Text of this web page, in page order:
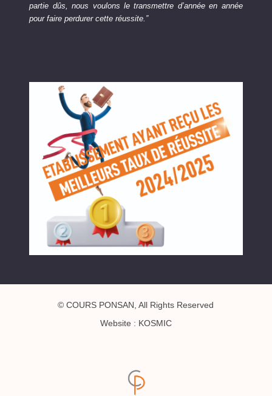
partie dûs, nous voulons le transmettre d’année en année
pour faire perdurer cette réussite .”
© COURS PONSAN, All Rights Reserved
Website : KOSMIC